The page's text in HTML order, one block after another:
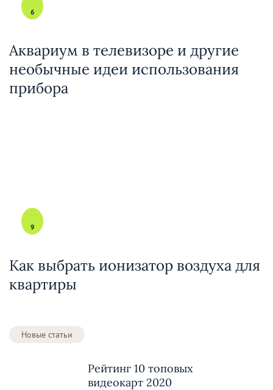
6
Аквариум в телевизоре и другие
необычные идеи использования
прибора
9
Как выбрать ионизатор воздуха для
квартиры
Новые статьи
Рейтинг 10 топовых
видеокарт 2020